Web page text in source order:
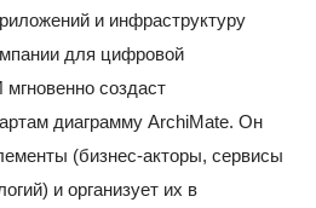
и инфраструктуру
для цифровой
создаст
диаграмму ArchiMate. Он
(бизнес-акторы, сервисы
и организует их в